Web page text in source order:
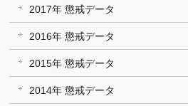
2017年 懲戒データ
2016年 懲戒データ
2015年 懲戒データ
2014年 懲戒データ